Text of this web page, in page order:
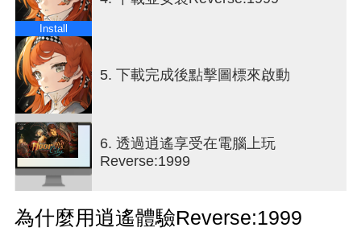
神奇奧術師◀◀人們曾經稱他們為「法師」、「巫
師」和「怪胎」。現在他們與一般人類不安地共
存……但奧術師到底是誰？▶▶編織奧術咒語以獲
得光榮的勝利◀◀組建你的團隊，施展法術，並使
用華麗的奧術技能來擊敗你的敵人。在這款全新的
角色扮演遊戲中開始你令人興奮的穿越時空冒險。
官方網站：https://re1999.bluepoch.com/en/home臉
書：https://www.facebook.com/reverse1999global
推特：
https://twitter.com/Reverse1999_GLYouTube：
https://discord.com/invite/reverse1999
Install
5. 下載完成後點擊圖標來啟動
6. 透過逍遙享受在電腦上玩
Reverse:1999
為什麼用逍遙體驗Reverse:1999